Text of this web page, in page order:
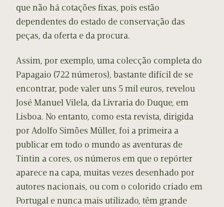
que não há cotações fixas, pois estão
dependentes do estado de conservação das
peças, da oferta e da procura.
Assim, por exemplo, uma colecção completa do
Papagaio (722 números), bastante difícil de se
encontrar, pode valer uns 5 mil euros, revelou
José Manuel Vilela, da Livraria do Duque, em
Lisboa. No entanto, como esta revista, dirigida
por Adolfo Simões Müller, foi a primeira a
publicar em todo o mundo as aventuras de
Tintin a cores, os números em que o repórter
aparece na capa, muitas vezes desenhado por
autores nacionais, ou com o colorido criado em
Portugal e nunca mais utilizado, têm grande